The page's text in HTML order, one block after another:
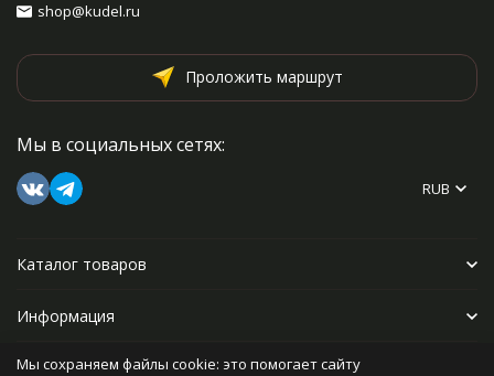
shop@kudel.ru
Проложить маршрут
Мы в социальных сетях:
RUB
Каталог товаров
Информация
Прочее
Мы сохраняем файлы cookie: это помогает сайту